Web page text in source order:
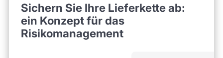
Sichern Sie Ihre Lieferkette ab:
ein Konzept für das
Risikomanagement